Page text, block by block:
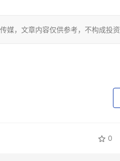
媒，文章内容仅供参考，不构成投资
0